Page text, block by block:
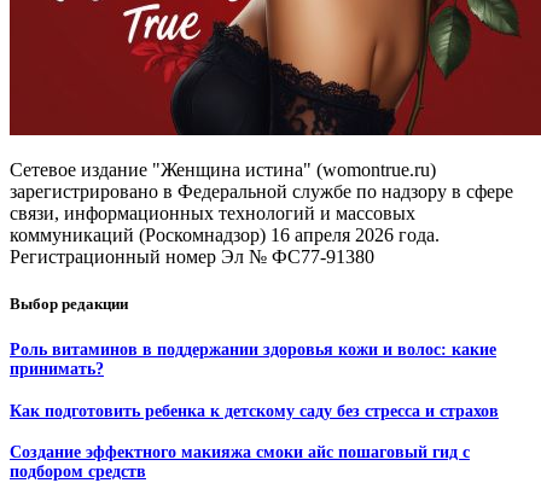
Сетевое издание "Женщина истина" (womontrue.ru)
зарегистрировано в Федеральной службе по надзору в сфере
связи, информационных технологий и массовых
коммуникаций (Роскомнадзор) 16 апреля 2026 года.
Регистрационный номер Эл № ФС77-91380
Выбор редакции
Роль витаминов в поддержании здоровья кожи и волос: какие
принимать?
Как подготовить ребенка к детскому саду без стресса и страхов
Создание эффектного макияжа смоки айс пошаговый гид с
подбором средств